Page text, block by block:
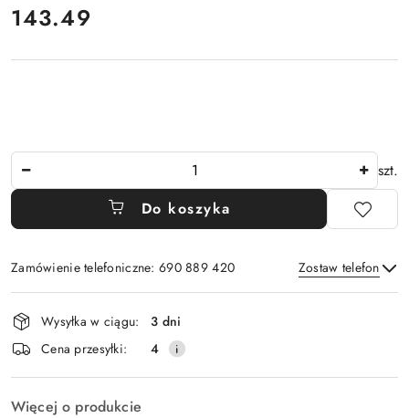
cena:
143.49
szt.
Do koszyka
Zamówienie telefoniczne: 690 889 420 Zostaw telefon
Wyślij
Dostępność
i
dostawa
Wysyłka w ciągu:
3 dni
Cena przesyłki:
4
Więcej o produkcie